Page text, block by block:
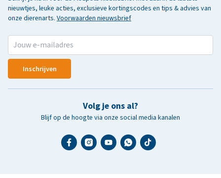
nieuwtjes, leuke acties, exclusieve kortingscodes en tips & advies van
onze dierenarts. Voorwaarden nieuwsbrief
Inschrijven
Volg je ons al?
Blijf op de hoogte via onze social media kanalen